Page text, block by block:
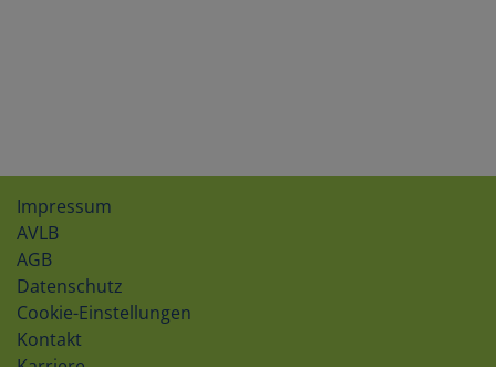
Impressum
AVLB
AGB
Datenschutz
Cookie-Einstellungen
Kontakt